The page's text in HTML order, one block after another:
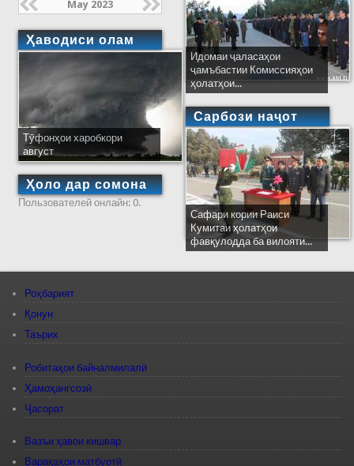
May 2023
Ҳаводиси олам
Тӯфонҳои харобкори
август
Ҳоло дар сомона
Пользователей онлайн: 0.
Идомаи ҷаласаҳои
ҷамъбастии Комиссияҳои
ҳолатҳои...
Сарбози наҷот
Сафари кории Раиси
Кумитаи ҳолатҳои
фавқулодда ба вилояти...
Роҳбарият
Қонун
Таърих
Робитаҳои байналмилалӣ
Ҳамоҳангсозӣ
Ҷасорат
Вазъи ҳавои кишвар
Варақаҳои матбуотӣ